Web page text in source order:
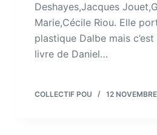
Deshayes,Jacques
Marie,Cécile Riou. Elle
plastique Dalbe mais
livre de Daniel…
COLLECTIF POU 12